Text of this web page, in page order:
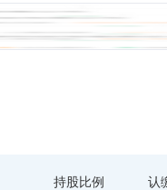
持股比例 认